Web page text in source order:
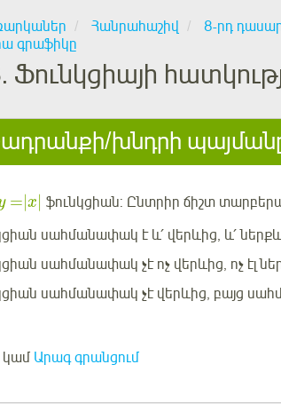
Հանրահաշիվ 8-րդ
գրաֆիկը
Ֆունկցիայի
խնդրի
= |x ֆունկցիան: Ընտրիրճիշտ
սահմանափակ է և՛ վերևից, և՛
սահմանափակ չէ ոչ վերևից, ոչ էլ
սահմանափակ չէ վերևից, բայց
կամ Արագ գրանցում